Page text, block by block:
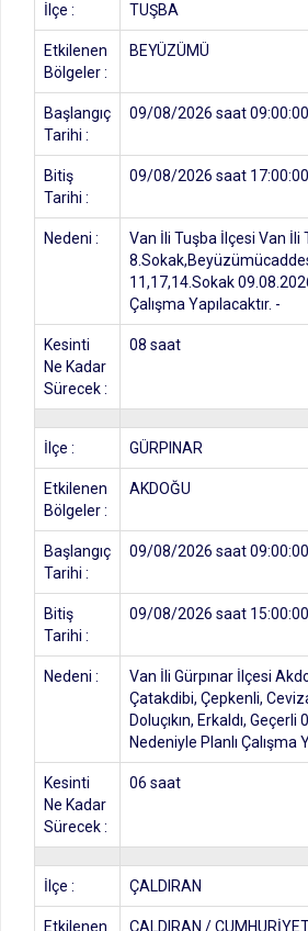
İlçe : TUŞBA
Etkilenen
Bölgeler :
BEYÜZÜMÜ
Başlangıç
Tarihi :
09/08/2026 saat 09:00:00
Bitiş
Tarihi :
09/08/2026 saat 17:00:00
Nedeni :
Van İli Tuşba İlçesi Van
11,17,14.Sokak
Çalışma Yapılacaktır. -
Kesinti
Ne Kadar
Sürecek :
08 saat
İlçe : GÜRPINAR
Etkilenen
Bölgeler :
AKDOĞU
Başlangıç
Tarihi :
09/08/2026 saat 09:00:00
Bitiş
Tarihi :
09/08/2026 saat 15:00:00
Nedeni :
Van İli Gürpınar İlçesi
Çatakdibi, Çepkenli,
Doluçıkın, Erkaldı,
Nedeniyle Planlı Çalışma
Kesinti
Ne Kadar
Sürecek :
06 saat
İlçe : ÇALDIRAN
Etkilenen
ÇALDIRAN /